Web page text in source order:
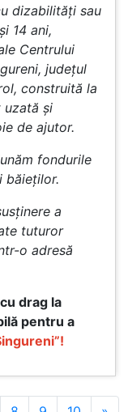
dizabilități sau
14 ani,
Centrului
județul
construită la
uzată și
de ajutor.
fondurile
băieților.
a
tuturor
o adresă
drag la
pentru a